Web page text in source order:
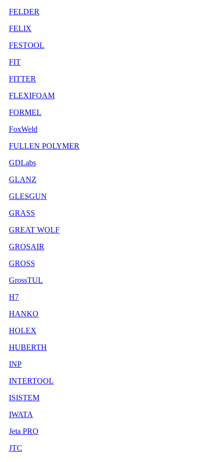
FELDER
FELIX
FESTOOL
FIT
FITTER
FLEXIFOAM
FORMEL
FoxWeld
FULLEN POLYMER
GDLabs
GLANZ
GLESGUN
GRASS
GREAT WOLF
GROSAIR
GROSS
GrossTUL
H7
HANKO
HOLEX
HUBERTH
INP
INTERTOOL
ISISTEM
IWATA
Jeta PRO
JTC